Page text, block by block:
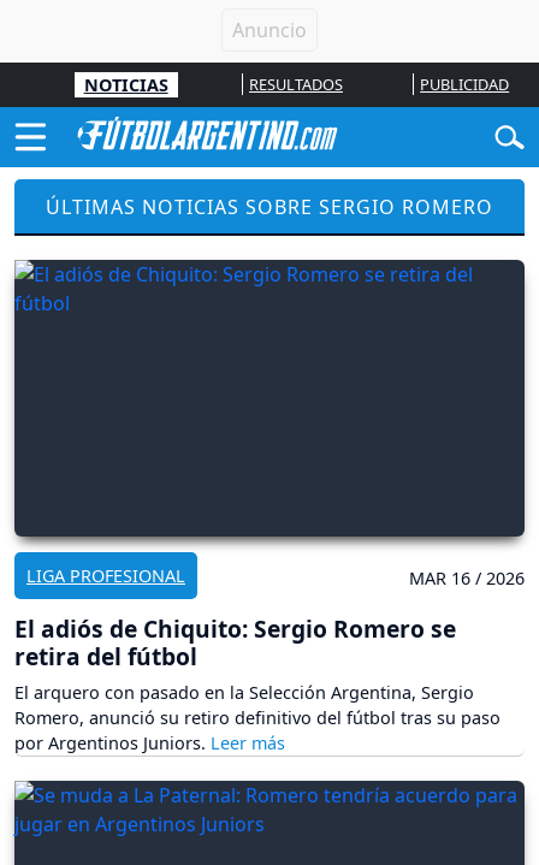
NOTICIAS RESULTADOS PUBLICIDAD
ÚLTIMAS NOTICIAS SOBRE SERGIO ROMERO
LIGA PROFESIONAL MAR 16 / 2026
El adiós de Chiquito: Sergio Romero se
retira del fútbol
El arquero con pasado en la Selección Argentina, Sergio
Romero, anunció su retiro definitivo del fútbol tras su paso
por Argentinos Juniors.